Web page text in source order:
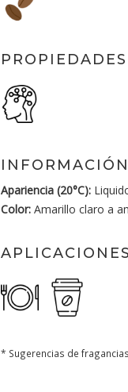
PROPIEDADES
Apariencia (20°C):
Color: Amarillo claro a
* Sugerencias de